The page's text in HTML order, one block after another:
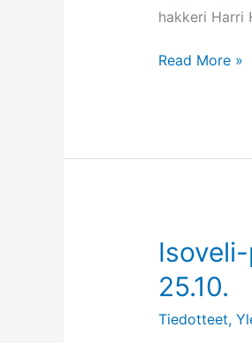
hakkeri Harri
Effin
Read More »
25.10.
Tiedotteet,